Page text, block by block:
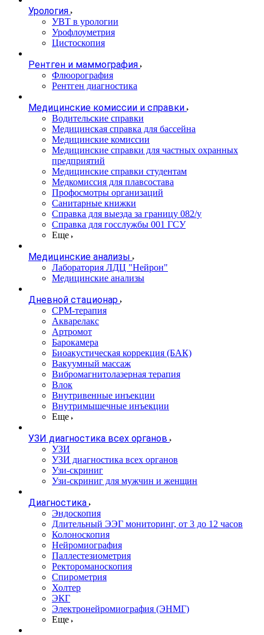
Урология
УВТ в урологии
Урофлоуметрия
Цистоскопия
Рентген и маммография
Флюорография
Рентген диагностика
Медицинские комиссии и справки
Водительские справки
Медицинская справка для бассейна
Медицинские комиссии
Медицинские справки для частных охранных
предприятий
Медицинские справки студентам
Медкомиссия для плавсостава
Профосмотры организаций
Санитарные книжки
Справка для выезда за границу 082/у
Справка для госслужбы 001 ГСУ
Еще
Медицинские анализы
Лаборатория ЛДЦ "Нейрон"
Медицинские анализы
Дневной стационар
CPM-терапия
Акварелакс
Артромот
Барокамера
Биоакустическая коррекция (БАК)
Вакуумный массаж
Вибромагнитолазерная терапия
Влок
Внутривенные инъекции
Внутримышечные инъекции
Еще
УЗИ диагностика всех органов
УЗИ
УЗИ диагностика всех органов
Узи-скриниг
Узи-скриниг для мужчин и женщин
Диагностика
Эндоскопия
Длительный ЭЭГ мониторинг, от 3 до 12 часов
Колоноскопия
Нейромиография
Паллестезиометрия
Ректороманоскопия
Спирометрия
Холтер
ЭКГ
Электронейромиография (ЭНМГ)
Еще